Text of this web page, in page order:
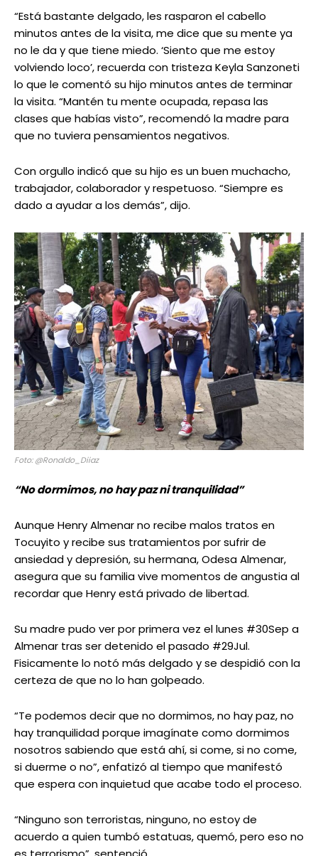
“Está bastante delgado, les rasparon el cabello
minutos antes de la visita, me dice que su mente ya
no le da y que tiene miedo. ‘Siento que me estoy
volviendo loco’, recuerda con tristeza Keyla Sanzoneti
lo que le comentó su hijo minutos antes de terminar
la visita. “Mantén tu mente ocupada, repasa las
clases que habías visto”, recomendó la madre para
que no tuviera pensamientos negativos.
Con orgullo indicó que su hijo es un buen muchacho,
trabajador, colaborador y respetuoso. “Siempre es
dado a ayudar a los demás”, dijo.
Foto: @Ronaldo_Diiaz
“No dormimos, no hay paz ni tranquilidad”
Aunque Henry Almenar no recibe malos tratos en
Tocuyito y recibe sus tratamientos por sufrir de
ansiedad y depresión, su hermana, Odesa Almenar,
asegura que su familia vive momentos de angustia al
recordar que Henry está privado de libertad.
Su madre pudo ver por primera vez el lunes #30Sep a
Almenar tras ser detenido el pasado #29Jul.
Fisicamente lo notó más delgado y se despidió con la
certeza de que no lo han golpeado.
“Te podemos decir que no dormimos, no hay paz, no
hay tranquilidad porque imagínate como dormimos
nosotros sabiendo que está ahí, si come, si no come,
si duerme o no”, enfatizó al tiempo que manifestó
que espera con inquietud que acabe todo el proceso.
“Ninguno son terroristas, ninguno, no estoy de
acuerdo a quien tumbó estatuas, quemó, pero eso no